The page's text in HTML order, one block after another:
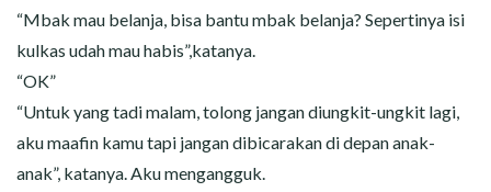
“Mbak mau belanja, bisa bantu mbak belanja? Sepertinya isi
kulkas udah mau habis”,katanya.
“OK”
“Untuk yang tadi malam, tolong jangan diungkit-ungkit lagi,
aku maafin kamu tapi jangan dibicarakan di depan anak-
anak”, katanya. Aku mengangguk.